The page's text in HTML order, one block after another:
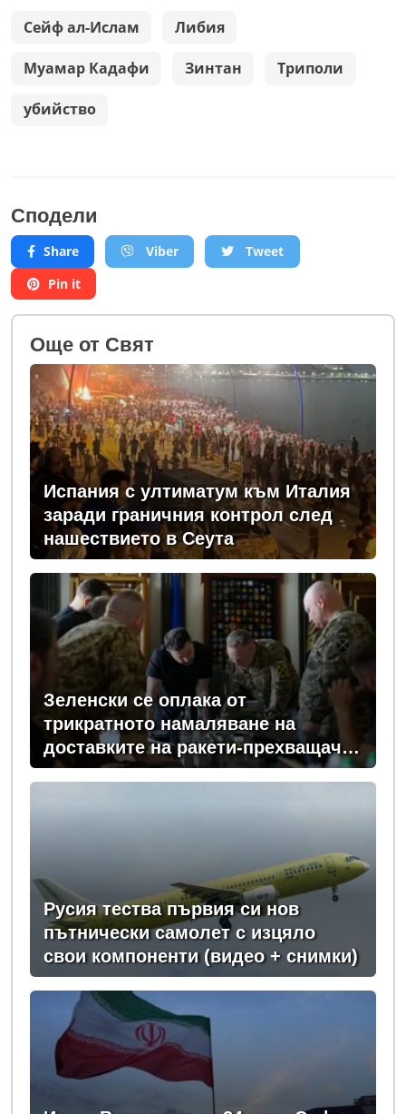
Сейф ал-Ислам Либия
Муамар Кадафи Зинтан Триполи
убийство
Сподели
Share Viber
Tweet
Pin it
Oще от Свят
Испания с ултиматум към Италия
заради граничния контрол след
нашествието в Сеута
Зеленски се оплака от
трикратното намаляване на
доставките на ракети-прехващачи
от Запада за Киев
Русия тества първия си нов
пътнически самолет с изцяло
свои компоненти (видео + снимки)